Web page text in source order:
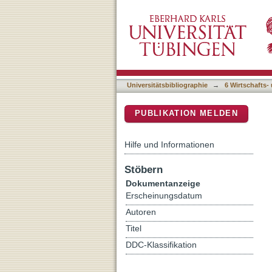
[Rezension von:
Universitätsbibliographie → 6 Wirtschafts-
PUBLIKATION MELDEN
Hilfe und Informationen
Stöbern
Dokumentanzeige
Erscheinungsdatum
Autoren
Titel
DDC-Klassifikation